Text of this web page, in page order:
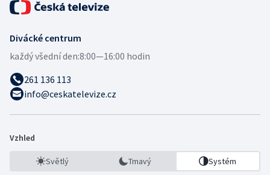
Divácké centrum
každý všední den:8:00—16:00 hodin
261 136 113
info@ceskatelevize.cz
Vzhled
Světlý Tmavý Systém